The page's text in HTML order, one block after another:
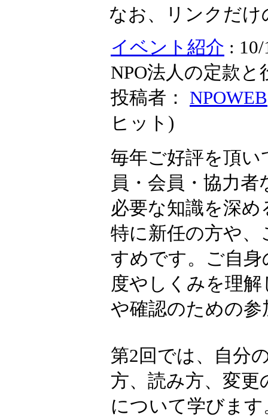
なお、リンクだ
イベント紹介 :
NPO法人の定款と
投稿者： NPOWEB
ヒット )
毎年ご好評を頂
員・会員・協力
必要な知識を深
特に新任の方や
すめです。ご自
度やしくみを理
や確認のための
第2回では、自分
方、読み方、変
について学びます